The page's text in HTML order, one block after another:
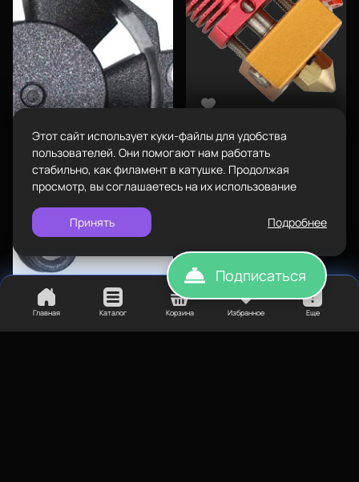
925₽
Хотенд CR10S PRO Ender-3
12В
Главная Каталог Корзина Избранное Еще
Пластик BestFilament
Сопутствующие товары
Комплектующие
Подарочные сертификаты
Режим работы
Пн-Вс с 10:00 до 18:00
Задать вопрос
info@bestfilament.ru написать
Политика конфиденциальности
Этот сайт использует куки-файлы для удобства
пользователей. Они помогают нам работать
стабильно, как филамент в катушке. Продолжая
просмотр, вы соглашаетесь на их использование
Принять Подробнее
Подписаться